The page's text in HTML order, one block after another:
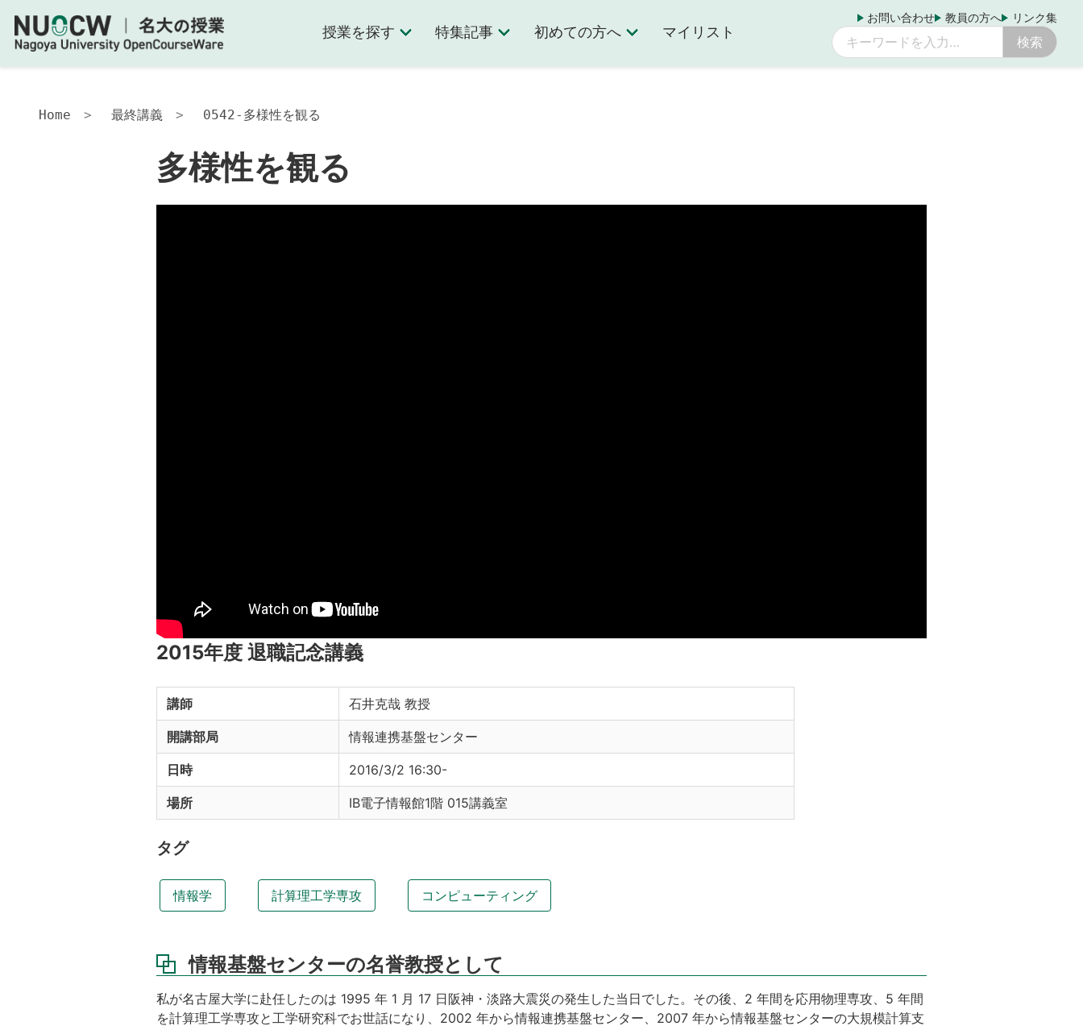
授業を探す 特集記事 初めての方へ マイリスト
お問い合わせ 教員の方へ リンク集
Home 最終講義 0542-多様性を観る
多様性を観る
2015年度 退職記念講義
講師 石井克哉 教授
開講部局 情報連携基盤センター
日時 2016/3/2 16:30-
場所 IB電子情報館1階 015講義室
タグ
情報学 計算理工学専攻 コンピューティング
情報基盤センターの名誉教授として
私が名古屋大学に赴任したのは 1995 年 1 月 17 日阪神・淡路大震災の発生した当日でした。その後、2 年間を応用物理専攻、5 年間
を計算理工学専攻と工学研究科でお世話になり、2002 年から情報連携基盤センター、2007 年から情報基盤センターの大規模計算支